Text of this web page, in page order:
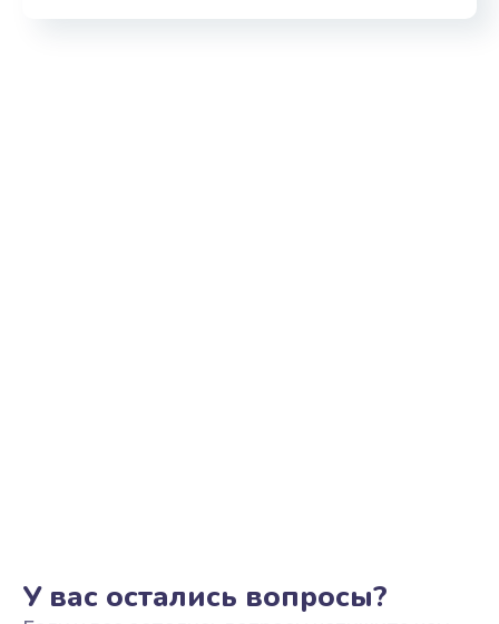
У вас остались вопросы?